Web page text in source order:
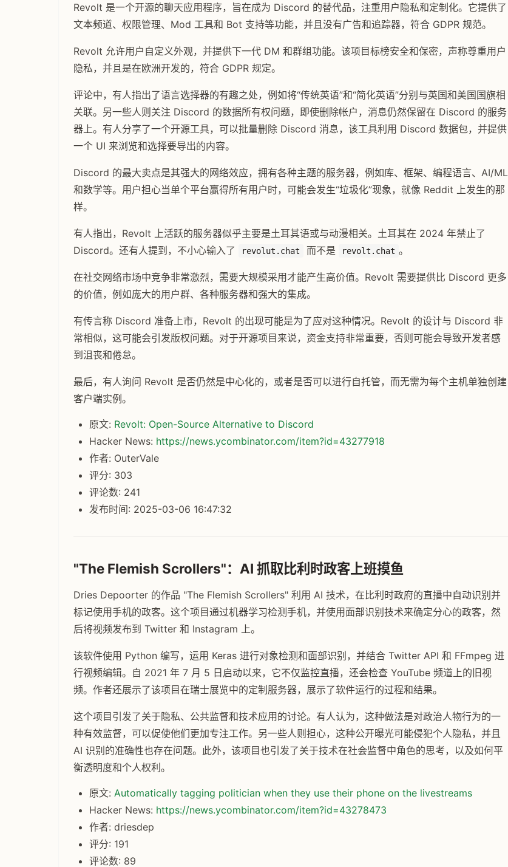
Revolt 是一个开源的聊天应用程序，旨在成为 Discord 的替代品，注重用户隐私和定制化。它提供了
文本频道、权限管理、Mod 工具和 Bot 支持等功能，并且没有广告和追踪器，符合 GDPR 规范。
Revolt 允许用户自定义外观，并提供下一代 DM 和群组功能。该项目标榜安全和保密，声称尊重用户
隐私，并且是在欧洲开发的，符合 GDPR 规定。
评论中，有人指出了语言选择器的有趣之处，例如将“传统英语”和“简化英语”分别与英国和美国国旗相
关联。另一些人则关注 Discord 的数据所有权问题，即使删除帐户，消息仍然保留在 Discord 的服务
器上。有人分享了一个开源工具，可以批量删除 Discord 消息，该工具利用 Discord 数据包，并提供
一个 UI 来浏览和选择要导出的内容。
Discord 的最大卖点是其强大的网络效应，拥有各种主题的服务器，例如库、框架、编程语言、AI/ML
和数学等。用户担心当单个平台赢得所有用户时，可能会发生“垃圾化”现象，就像 Reddit 上发生的那
样。
有人指出，Revolt 上活跃的服务器似乎主要是土耳其语或与动漫相关。土耳其在 2024 年禁止了
Discord。还有人提到，不小心输入了
revolut.chat 而不是 revolt.chat 。
在社交网络市场中竞争非常激烈，需要大规模采用才能产生高价值。Revolt 需要提供比 Discord 更多
的价值，例如庞大的用户群、各种服务器和强大的集成。
有传言称 Discord 准备上市，Revolt 的出现可能是为了应对这种情况。Revolt 的设计与 Discord 非
常相似，这可能会引发版权问题。对于开源项目来说，资金支持非常重要，否则可能会导致开发者感
到沮丧和倦怠。
最后，有人询问 Revolt 是否仍然是中心化的，或者是否可以进行自托管，而无需为每个主机单独创建
客户端实例。
原文: Revolt: Open-Source Alternative to Discord
Hacker News: https://news.ycombinator.com/item?id=43277918
作者: OuterVale
评分: 303
评论数: 241
发布时间: 2025-03-06 16:47:32
"The Flemish Scrollers"：AI 抓取比利时政客上班摸鱼
Dries Depoorter 的作品 "The Flemish Scrollers" 利用 AI 技术，在比利时政府的直播中自动识别并
标记使用手机的政客。这个项目通过机器学习检测手机，并使用面部识别技术来确定分心的政客，然
后将视频发布到 Twitter 和 Instagram 上。
该软件使用 Python 编写，运用 Keras 进行对象检测和面部识别，并结合 Twitter API 和 FFmpeg 进
行视频编辑。自 2021 年 7 月 5 日启动以来，它不仅监控直播，还会检查 YouTube 频道上的旧视
频。作者还展示了该项目在瑞士展览中的定制服务器，展示了软件运行的过程和结果。
这个项目引发了关于隐私、公共监督和技术应用的讨论。有人认为，这种做法是对政治人物行为的一
种有效监督，可以促使他们更加专注工作。另一些人则担心，这种公开曝光可能侵犯个人隐私，并且
AI 识别的准确性也存在问题。此外，该项目也引发了关于技术在社会监督中角色的思考，以及如何平
衡透明度和个人权利。
原文: Automatically tagging politician when they use their phone on the livestreams
Hacker News: https://news.ycombinator.com/item?id=43278473
作者: driesdep
评分: 191
评论数: 89